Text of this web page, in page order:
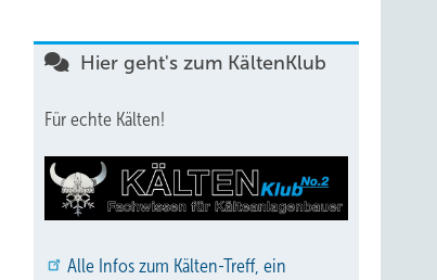
Hier geht's zum KältenKlub
Für echte Kälten!
Alle Infos zum Kälten-Treff, ein